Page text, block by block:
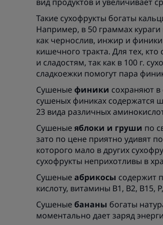
Такие сухофрукты богаты
Например, в 50 граммах
как чернослив, инжир и
кишечного тракта. Для тех,
и сладостям, так как в 100 г.
сладкоежки помогут пара
Сушеныефиники сохраняют
сушеных финиках содержатся
23 вида различных
Сушеныеяблоки и груши по
зато по цене приятно удивят
которого мало в других
сухофрукты неприхотливы в
Сушеныеабрикосы содержит
кислоту, витамины В1, В2, В15,
Сушеныебананы богаты
моментально дает заряд